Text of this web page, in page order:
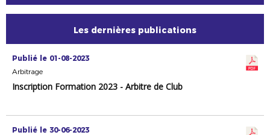
Les dernières publications
Publié le 01-08-2023
Arbitrage
Inscription Formation 2023 - Arbitre de Club
Publié le 30-06-2023